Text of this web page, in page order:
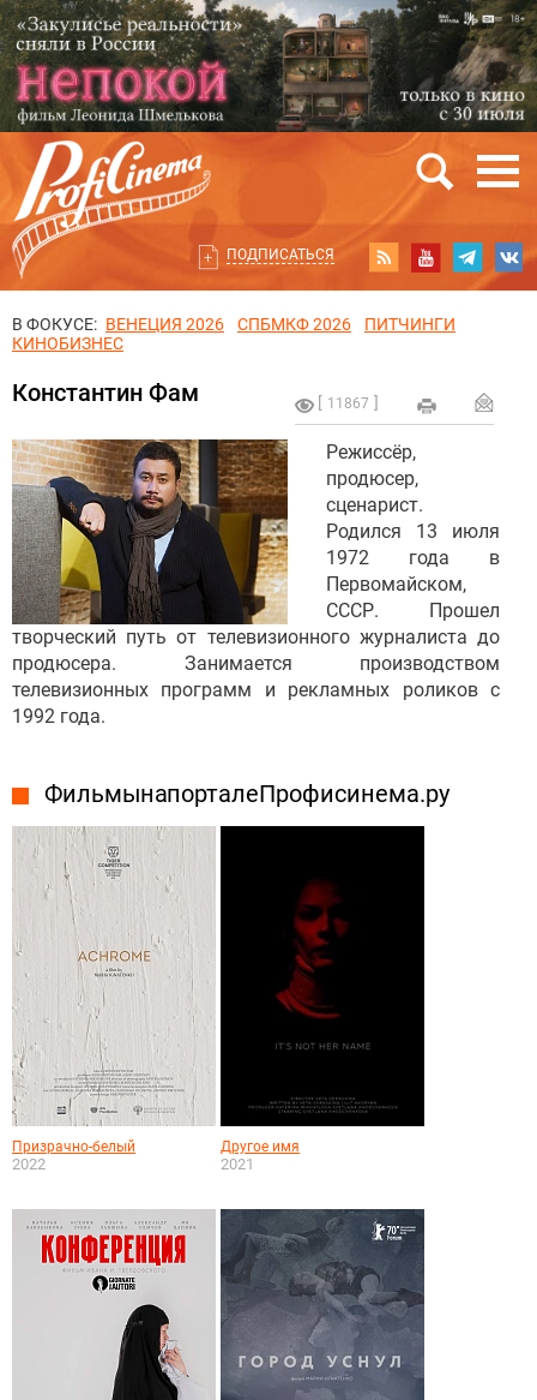
ПОДПИСАТЬСЯ
В ФОКУСЕ: ВЕНЕЦИЯ 2026 СПБМКФ 2026
ПИТЧИНГИ
КИНОБИЗНЕС
11867
Константин Фам
Режиссёр,
продюсер,
сценарист.
Родился 13 июля
1972 года в
Первомайском,
СССР. Прошел
творческий путь от телевизионного журналиста до
продюсера. Занимается производством
телевизионных программ и рекламных роликов с
1992 года.
Фильмы на портале Профисинема.ру
Призрачно-белый
2022
Другое имя
2021